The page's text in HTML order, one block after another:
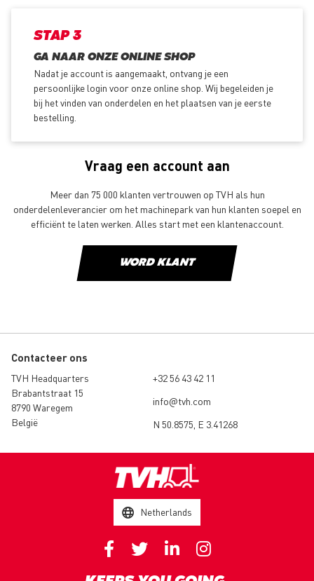
STAP 3
GA NAAR ONZE ONLINE SHOP
Nadat je account is aangemaakt, ontvang je een
persoonlijke login voor onze online shop. Wij begeleiden je
bij het vinden van onderdelen en het plaatsen van je eerste
bestelling.
Vraag een account aan
Meer dan 75 000 klanten vertrouwen op TVH als hun
onderdelenleverancier om het machinepark van hun klanten soepel en
efficiënt te laten werken. Alles start met een klantenaccount.
WORD KLANT
Contacteer ons
TVH Headquarters
Brabantstraat 15
8790 Waregem
België
+32 56 43 42 11
info@tvh.com
N 50.8575, E 3.41268
Netherlands